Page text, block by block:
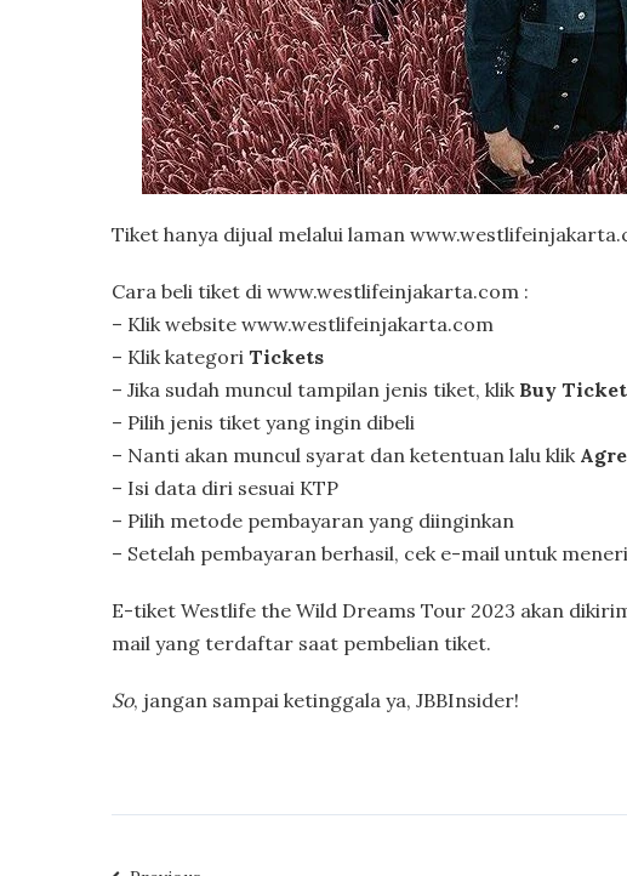
Tiket hanya dijual melalui laman
Cara beli tiket di www.westlifeinjakarta.com :
– Klik website www.westlifeinjakarta.com
– Klik kategori Tickets
– Jika sudah muncul tampilan jenis tiket, klik Buy
– Pilih jenis tiket yang ingin dibeli
– Nanti akan muncul syarat dan ketentuan lalu klik
– Isi data diri sesuai KTP
– Pilih metode pembayaran yang diinginkan
– Setelah pembayaran berhasil, cek e-mail untuk
E-tiket Westlife the Wild Dreams Tour 2023 akan
mail yang terdaftar saat pembelian tiket.
So, jangan sampai ketinggala ya, JBBInsider!